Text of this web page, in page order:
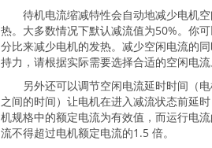
待机电流缩减特性会自动地减少电机空
热。大多数情况下默认减流值为50%。你
分比来减少电机的发热。减少空闲电流的
持力，请根据实际需要选择合适的空闲电流
另外还可以调节空闲电流延时时间（电
之间的时间）让电机在进入减流状态前延
机规格中的额定电流为有效值，而运行电
流不得超过电机额定电流的1.5 倍。